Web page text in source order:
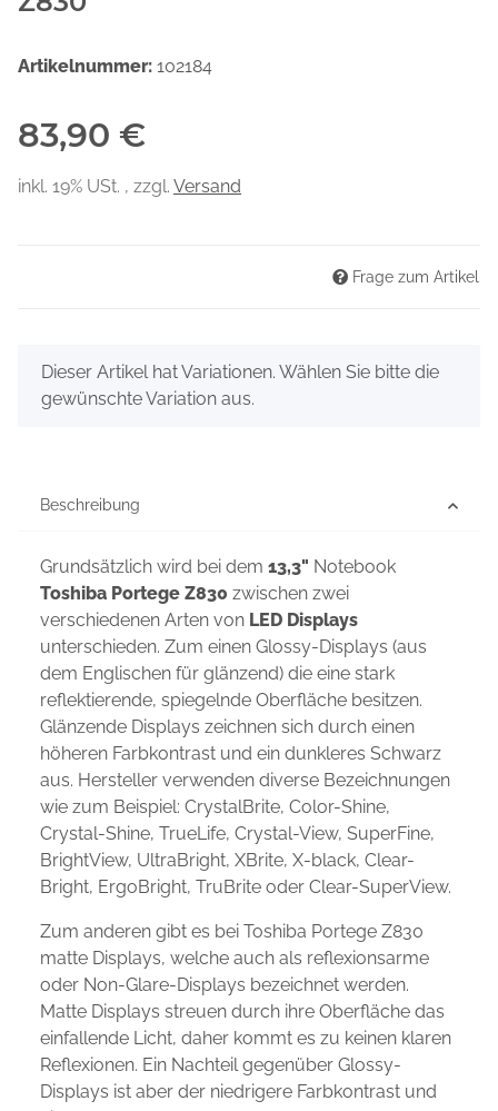
Artikelnummer: 102184
83,90 €
inkl. 19% USt. , zzgl. Versand
Frage zum Artikel
x
Dieser Artikel hat Variationen. Wählen Sie bitte die
gewünschte Variation aus.
Beschreibung
Grundsätzlich wird bei dem 13,3" Notebook
Toshiba Portege Z830 zwischen zwei
verschiedenen Arten von LED Displays
unterschieden. Zum einen Glossy-Displays (aus
dem Englischen für glänzend) die eine stark
reflektierende, spiegelnde Oberfläche besitzen.
Glänzende Displays zeichnen sich durch einen
höheren Farbkontrast und ein dunkleres Schwarz
aus. Hersteller verwenden diverse Bezeichnungen
wie zum Beispiel: CrystalBrite, Color-Shine,
Crystal-Shine, TrueLife, Crystal-View, SuperFine,
BrightView, UltraBright, XBrite, X-black, Clear-
Bright, ErgoBright, TruBrite oder Clear-SuperView.
Zum anderen gibt es bei Toshiba Portege Z830
matte Displays, welche auch als reflexionsarme
oder Non-Glare-Displays bezeichnet werden.
Matte Displays streuen durch ihre Oberfläche das
einfallende Licht, daher kommt es zu keinen klaren
Reflexionen. Ein Nachteil gegenüber Glossy-
Displays ist aber der niedrigere Farbkontrast und